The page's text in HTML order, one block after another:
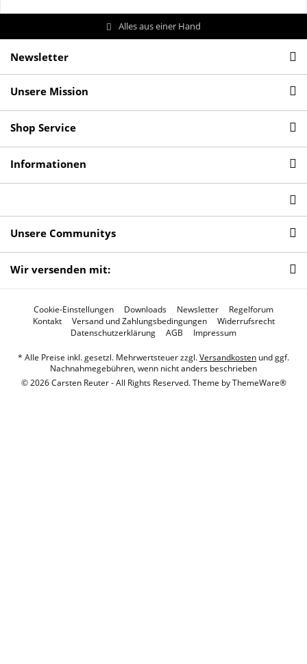
Alles aus einer Hand
Newsletter
Unsere Mission
Shop Service
Informationen
Unsere Communitys
Wir versenden mit:
Cookie-Einstellungen Downloads Newsletter
Regelforum
Kontakt
Versand und Zahlungsbedingungen
Widerrufsrecht
Datenschutzerklärung
AGB Impressum
* Alle Preise inkl. gesetzl. Mehrwertsteuer zzgl.Versandkosten und ggf.
Nachnahmegebühren, wenn nicht anders beschrieben
© 2026 Carsten Reuter - All Rights Reserved. Theme byThemeWare®